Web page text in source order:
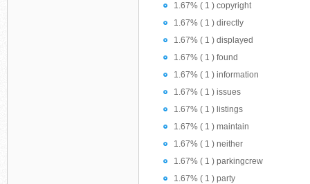
1.67% ( 1 ) copyright
1.67% ( 1 ) directly
1.67% ( 1 ) displayed
1.67% ( 1 ) found
1.67% ( 1 ) information
1.67% ( 1 ) issues
1.67% ( 1 ) listings
1.67% ( 1 ) maintain
1.67% ( 1 ) neither
1.67% ( 1 ) parkingcrew
1.67% ( 1 ) party